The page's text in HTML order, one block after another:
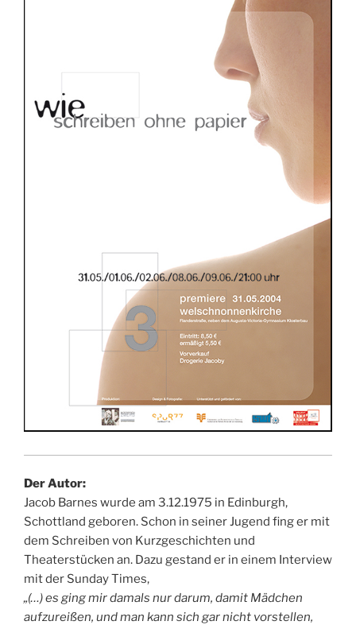
Der Autor:
Jacob Barnes wurde am 3.12.1975 in Edinburgh,
Schottland geboren. Schon in seiner Jugend fing er mit
dem Schreiben von Kurzgeschichten und
Theaterstücken an. Dazu gestand er in einem Interview
mit der Sunday Times,
„(…) es ging mir damals nur darum, damit Mädchen
aufzureißen, und man kann sich gar nicht vorstellen,